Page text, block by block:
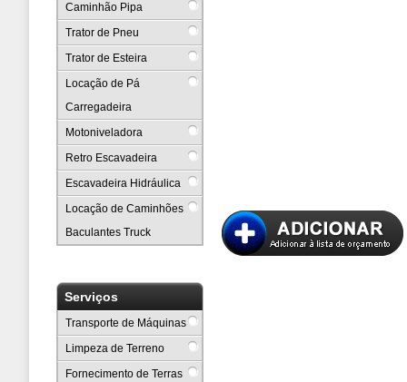
Caminhão Pipa
Trator de Pneu
Trator de Esteira
Locação de Pá
Carregadeira
Motoniveladora
Retro Escavadeira
Escavadeira Hidráulica
Locação de Caminhões
Baculantes Truck
Serviços
Transporte de Máquinas
Limpeza de Terreno
Fornecimento de Terras